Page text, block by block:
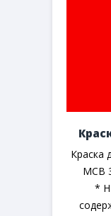
Краска
MCB
*